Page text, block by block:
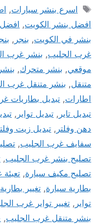
الوسوم
اسرع بنشر سيارات,
افضل بنشر الكويت,
بنشر في الكويت, بنجر ,
غرب الجليب, بنشر غرب
موقعي, بنشر متحرك,
متنقل, بنشر متنقل غرب
اطارات, تبديل بطاريات
تبديل تاير , تبديل تواير ,
دهن وفلتر , تبديل زيت
سفايف غرب الجليب,
تصليح بنشر غرب الجليب,
تصليح مكيف سيارة,
بطارية سيارة, تغيير
تواير , تغيير تواير غرب
بنشر متنقل غرب الجليب,